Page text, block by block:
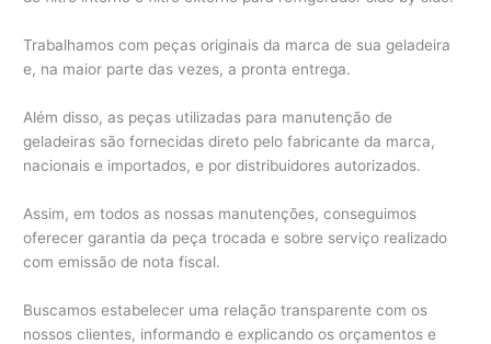
Trabalhamos com peças originais da marca de sua geladeira
e, na maior parte das vezes, a pronta entrega.
Além disso, as peças utilizadas para manutenção de
geladeiras são fornecidas direto pelo fabricante da marca,
nacionais e importados, e por distribuidores autorizados.
Assim, em todos as nossas manutenções, conseguimos
oferecer garantia da peça trocada e sobre serviço realizado
com emissão de nota fiscal.
Buscamos estabelecer uma relação transparente com os
nossos clientes, informando e explicando os orçamentos e